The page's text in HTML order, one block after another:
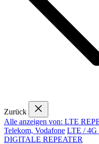
Zurück
Alle anzeigen von: LTE
Telekom, Vodafone LTE / 4G
DIGITALE REPEATER